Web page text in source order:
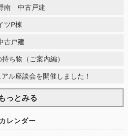
南 中古戸建
ツP棟
古戸建
ち物（ご案内編）
ル座談会を開催しました！
もっとみる
カレンダー